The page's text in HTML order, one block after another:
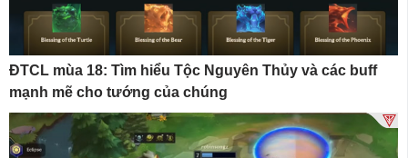
ĐTCL mùa 18: Tìm hiểu Tộc Nguyên Thủy và các buff
mạnh mẽ cho tướng của chúng